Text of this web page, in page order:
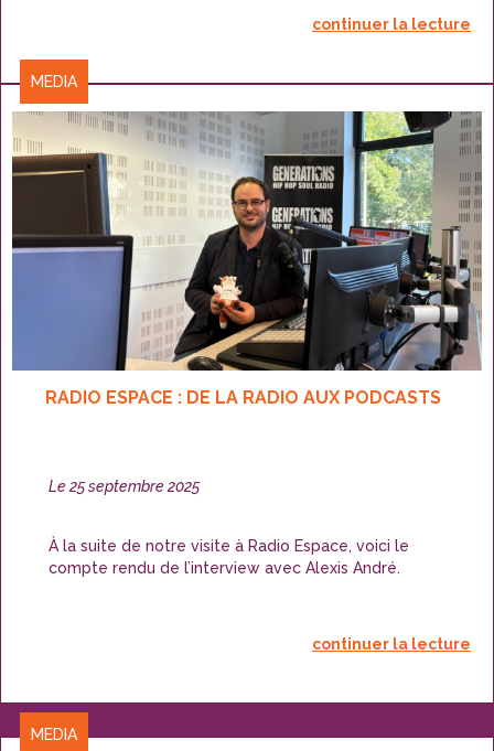
sans motivation, impossible de devenir journaliste.
continuer la lecture
CATÉGORIES
MEDIA
RADIO ESPACE : DE LA RADIO AUX PODCASTS
Publié
Le25 septembre 2025
À la suite de notre visite à Radio Espace, voici le
compte rendu de l’interview avec Alexis André.
continuer la lecture
CATÉGORIES
MEDIA